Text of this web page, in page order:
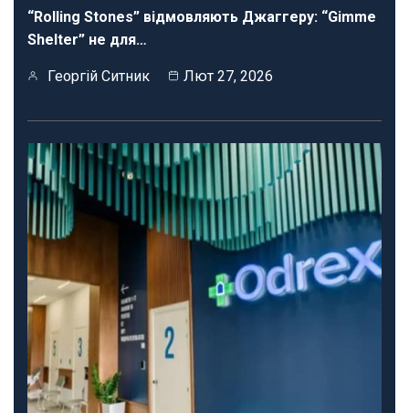
“Rolling Stones” відмовляють Джаггеру: “Gimme
Shelter” не для…
Георгій Ситник Лют 27, 2026